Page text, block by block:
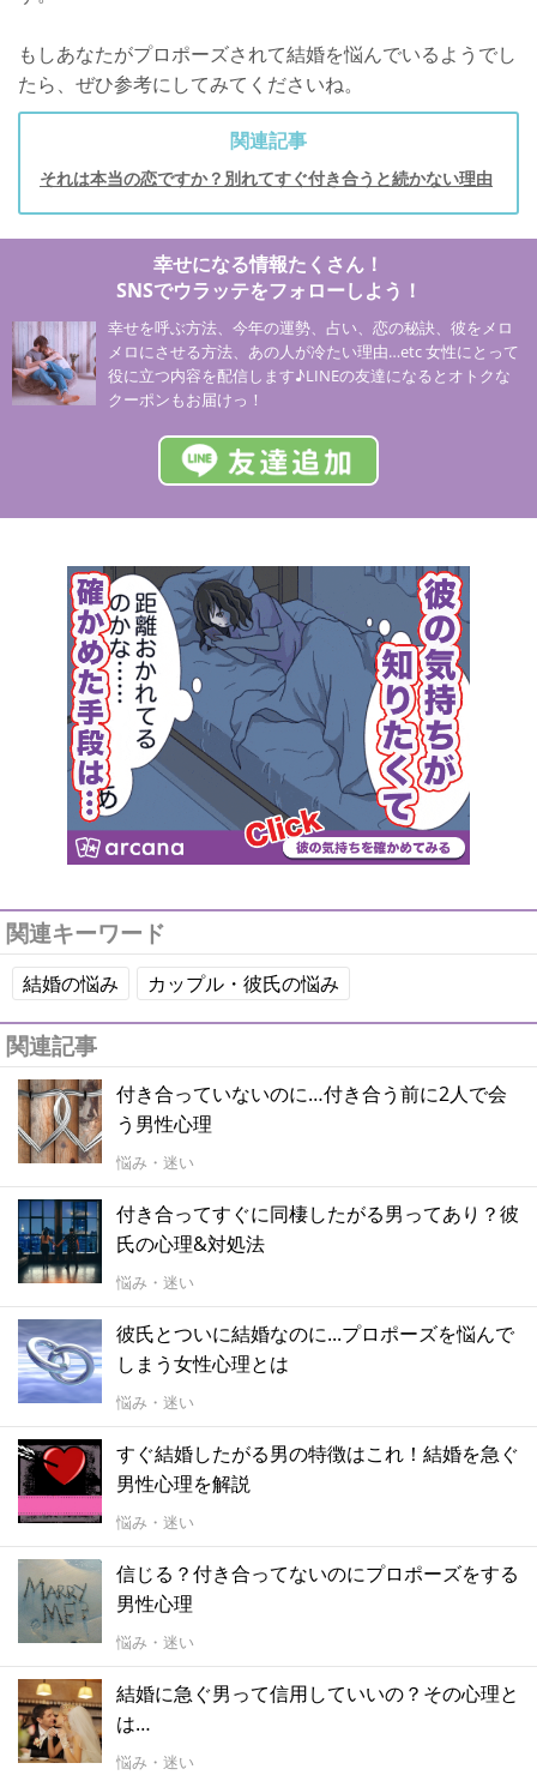
もしあなたがプロポーズされて結婚を悩んでいるようでし
たら、ぜひ参考にしてみてくださいね。
関連記事
それは本当の恋ですか？別れてすぐ付き合うと続かない理由
幸せになる情報たくさん！
SNSでウラッテをフォローしよう！
幸せを呼ぶ方法、今年の運勢、占い、恋の秘訣、彼をメロ
メロにさせる方法、あの人が冷たい理由…etc 女性にとって
役に立つ内容を配信します♪LINEの友達になるとオトクな
クーポンもお届けっ！
関連キーワード
結婚の悩み カップル・彼氏の悩み
関連記事
付き合っていないのに…付き合う前に2人で会
う男性心理
悩み・迷い
付き合ってすぐに同棲したがる男ってあり？彼
氏の心理&対処法
悩み・迷い
彼氏とついに結婚なのに...プロポーズを悩んで
しまう女性心理とは
悩み・迷い
すぐ結婚したがる男の特徴はこれ！結婚を急ぐ
男性心理を解説
悩み・迷い
信じる？付き合ってないのにプロポーズをする
男性心理
悩み・迷い
結婚に急ぐ男って信用していいの？その心理と
は…
悩み・迷い